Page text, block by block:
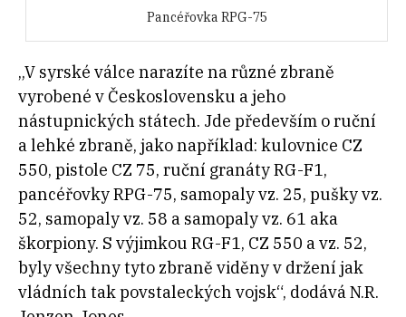
Pancéřovka RPG-75
„V syrské válce narazíte na různé zbraně
vyrobené v Československu a jeho
nástupnických státech. Jde především o ruční
a lehké zbraně, jako například: kulovnice CZ
550, pistole CZ 75, ruční granáty RG-F1,
pancéřovky RPG-75, samopaly vz. 25, pušky vz.
52, samopaly vz. 58 a samopaly vz. 61 aka
škorpiony. S výjimkou RG-F1, CZ 550 a vz. 52,
byly všechny tyto zbraně viděny v držení jak
vládních tak povstaleckých vojsk“, dodává N.R.